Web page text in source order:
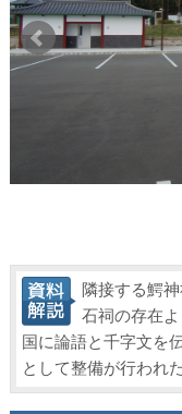
隣接する鰐
石祠の存在
国に論語と千字文を
として整備が行われ